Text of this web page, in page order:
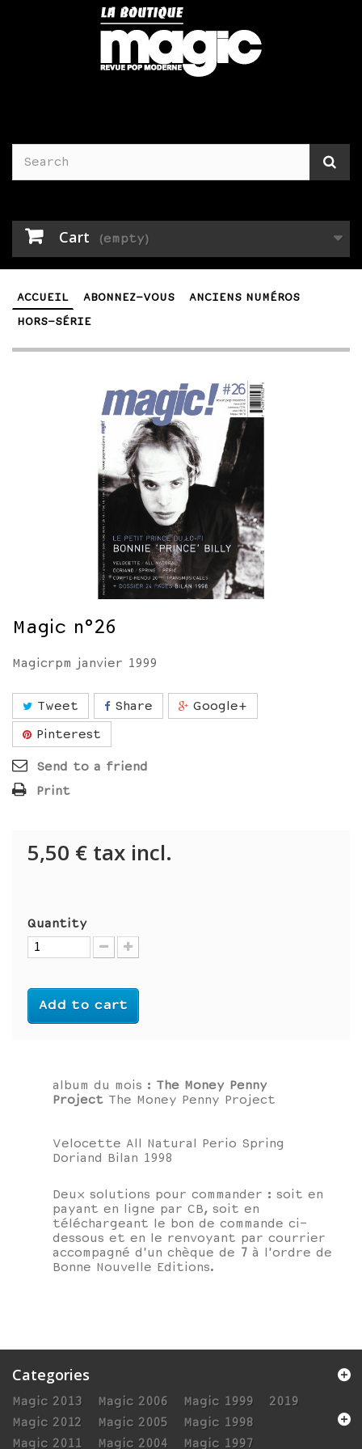
Cart (empty)
ACCUEIL ABONNEZ-VOUS
ANCIENS NUMÉROS
HORS-SÉRIE
Magic n°26
Magicrpm janvier 1999
Tweet Share
Google+
Pinterest
Send to a friend
Print
5,50 € tax incl.
Quantity
Add to cart
album du mois : The Money Penny
Project The Money Penny Project
Velocette All Natural Perio Spring
Doriand Bilan 1998
Deux solutions pour commander : soit en
payant en ligne par CB, soit en
téléchargeant le bon de commande ci-
dessous et en le renvoyant par courrier
accompagné d'un chèque de 7 à l'ordre de
Bonne Nouvelle Editions.
Categories
Magic 2013
Magic 2012
Magic 2011
Magic 2006
Magic 2005
Magic 2004
Magic 1999
Magic 1998
Magic 1997
2019